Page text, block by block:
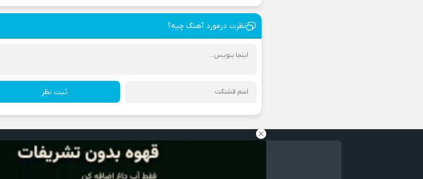
نظرت درمورد آهنگ چیه؟
ثبت نظر
آراز موزیک، دنیایی از آهنگ های ترکی
طراحی قالب :